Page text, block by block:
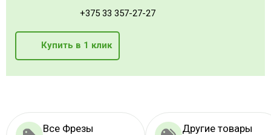
+375 33 357-27-27
Купить в 1 клик
Все Фрезы
Другие товары